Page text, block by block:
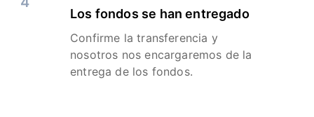
Los fondos se han entregado
Confirme la transferencia y
nosotros nos encargaremos de la
entrega de los fondos.